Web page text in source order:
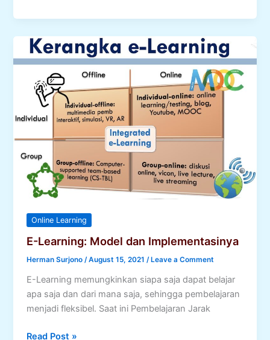
Online Learning
E-Learning: Model dan Implementasinya
Herman Surjono/August 15, 2021/Leave a Comment
E-Learning memungkinkan siapa saja dapat belajar
apa saja dan dari mana saja, sehingga pembelajaran
menjadi fleksibel. Saat ini Pembelajaran Jarak
E-
Read Post »